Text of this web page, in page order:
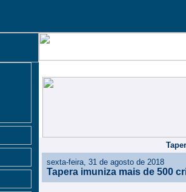
sexta-feira, 31 de agosto de 2018
Tapera imuniza mais de 500